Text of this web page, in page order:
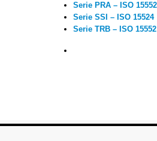
Serie PRA – ISO 15552
Serie SSI – ISO 15524
Serie TRB – ISO 15552